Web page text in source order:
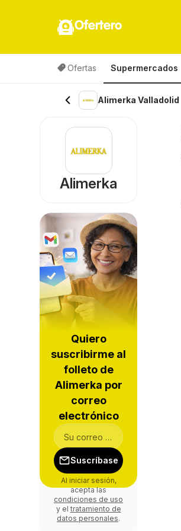
Ofertero
Ofertas Supermercados
Alimerka Valladolid
Alimerka
Quiero
suscribirme al
folleto de
Alimerka por
correo
electrónico
Suscríbase
Al iniciar sesión,
acepta las
condiciones de uso
y el tratamiento de
datos personales.